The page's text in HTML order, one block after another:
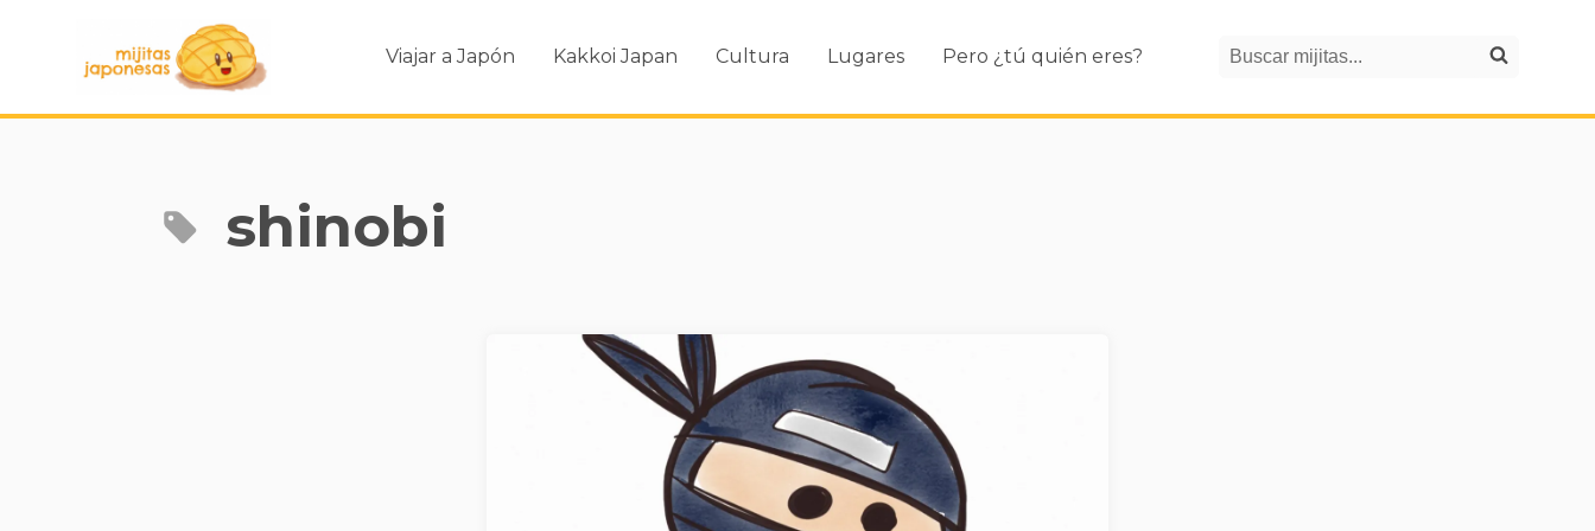
Viajar a Japón Kakkoi Japan Cultura Lugares Pero ¿tú quién eres?
Buscar mijitas
Search
shinobi